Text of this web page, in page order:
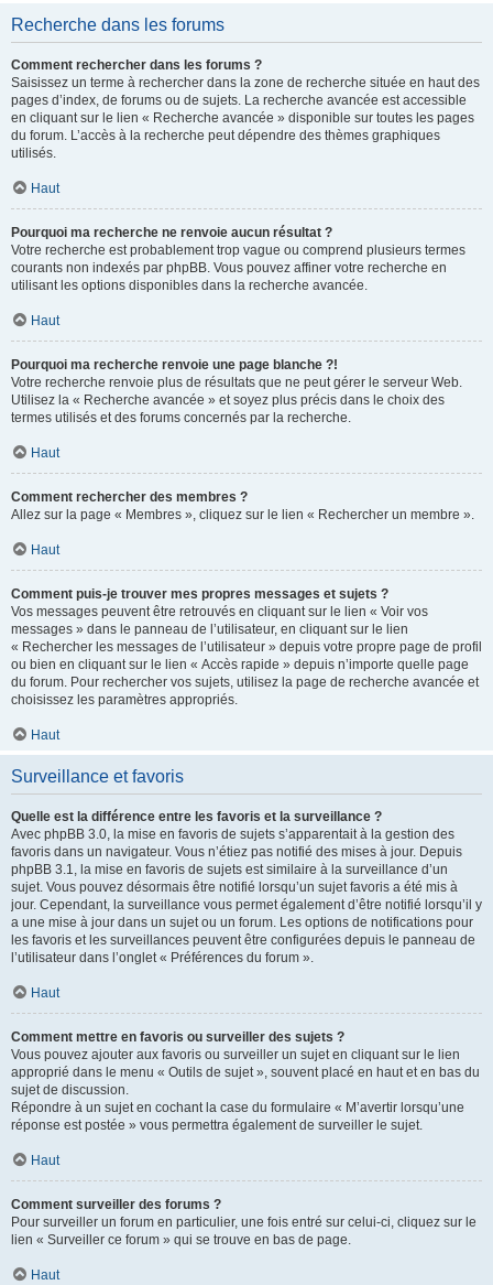
Recherche dans les forums
Comment rechercher dans les forums ?
Saisissez un terme à rechercher dans la zone de recherche située en haut des
pages d’index, de forums ou de sujets. La recherche avancée est accessible
en cliquant sur le lien « Recherche avancée » disponible sur toutes les pages
du forum. L’accès à la recherche peut dépendre des thèmes graphiques
utilisés.
Haut
Pourquoi ma recherche ne renvoie aucun résultat ?
Votre recherche est probablement trop vague ou comprend plusieurs termes
courants non indexés par phpBB. Vous pouvez affiner votre recherche en
utilisant les options disponibles dans la recherche avancée.
Haut
Pourquoi ma recherche renvoie une page blanche ?!
Votre recherche renvoie plus de résultats que ne peut gérer le serveur Web.
Utilisez la « Recherche avancée » et soyez plus précis dans le choix des
termes utilisés et des forums concernés par la recherche.
Haut
Comment rechercher des membres ?
Allez sur la page « Membres », cliquez sur le lien « Rechercher un membre ».
Haut
Comment puis-je trouver mes propres messages et sujets ?
Vos messages peuvent être retrouvés en cliquant sur le lien « Voir vos
messages » dans le panneau de l’utilisateur, en cliquant sur le lien
« Rechercher les messages de l’utilisateur » depuis votre propre page de profil
ou bien en cliquant sur le lien « Accès rapide » depuis n’importe quelle page
du forum. Pour rechercher vos sujets, utilisez la page de recherche avancée et
choisissez les paramètres appropriés.
Haut
Surveillance et favoris
Quelle est la différence entre les favoris et la surveillance ?
Avec phpBB 3.0, la mise en favoris de sujets s’apparentait à la gestion des
favoris dans un navigateur. Vous n’étiez pas notifié des mises à jour. Depuis
phpBB 3.1, la mise en favoris de sujets est similaire à la surveillance d’un
sujet. Vous pouvez désormais être notifié lorsqu’un sujet favoris a été mis à
jour. Cependant, la surveillance vous permet également d’être notifié lorsqu’il y
a une mise à jour dans un sujet ou un forum. Les options de notifications pour
les favoris et les surveillances peuvent être configurées depuis le panneau de
l’utilisateur dans l’onglet « Préférences du forum ».
Haut
Comment mettre en favoris ou surveiller des sujets ?
Vous pouvez ajouter aux favoris ou surveiller un sujet en cliquant sur le lien
approprié dans le menu « Outils de sujet », souvent placé en haut et en bas du
sujet de discussion.
Répondre à un sujet en cochant la case du formulaire « M’avertir lorsqu’une
réponse est postée » vous permettra également de surveiller le sujet.
Haut
Comment surveiller des forums ?
Pour surveiller un forum en particulier, une fois entré sur celui-ci, cliquez sur le
lien « Surveiller ce forum » qui se trouve en bas de page.
Haut